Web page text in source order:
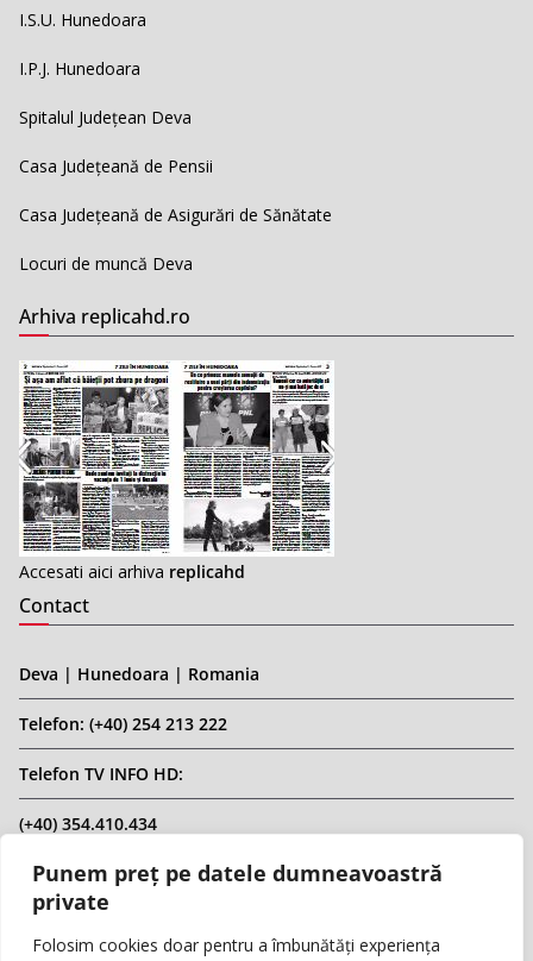
Punem preț pe datele dumneavoastră
private
Folosim cookies doar pentru a îmbunătăți experiența
I.S.U. Hunedoara
I.P.J. Hunedoara
Spitalul Județean Deva
Casa Județeană de Pensii
Casa Județeană de Asigurări de Sănătate
Locuri de muncă Deva
Arhiva replicahd.ro
Accesati aici arhiva replicahd
Contact
Deva | Hunedoara | Romania
Telefon: (+40) 254 213 222
Telefon TV INFO HD:
(+40) 354.410.434
Email: infohd20@gmail.com
Website: www.replicahd.ro